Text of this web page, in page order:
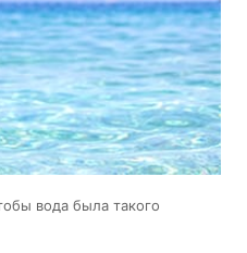
вода была такого